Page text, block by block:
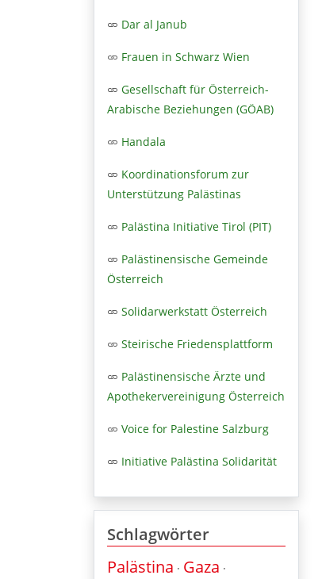
Dar al Janub
Frauen in Schwarz Wien
Gesellschaft für Österreich-
Arabische Beziehungen (GÖAB)
Handala
Koordinationsforum zur
Unterstützung Palästinas
Palästina Initiative Tirol (PIT)
Palästinensische Gemeinde
Österreich
Solidarwerkstatt Österreich
Steirische Friedensplattform
Palästinensische Ärzte und
Apothekervereinigung Österreich
Voice for Palestine Salzburg
Initiative Palästina Solidarität
Schlagwörter
Palästina · Gaza ·